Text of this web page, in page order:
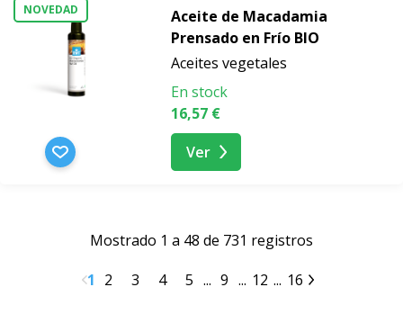
NOVEDAD
Aceite de Macadamia
Prensado en Frío BIO
Aceites vegetales
En stock
16,57 €
Ver
Mostrado 1 a 48 de 731 registros
1 2 3 4 5 ... 9 ... 12 ... 16